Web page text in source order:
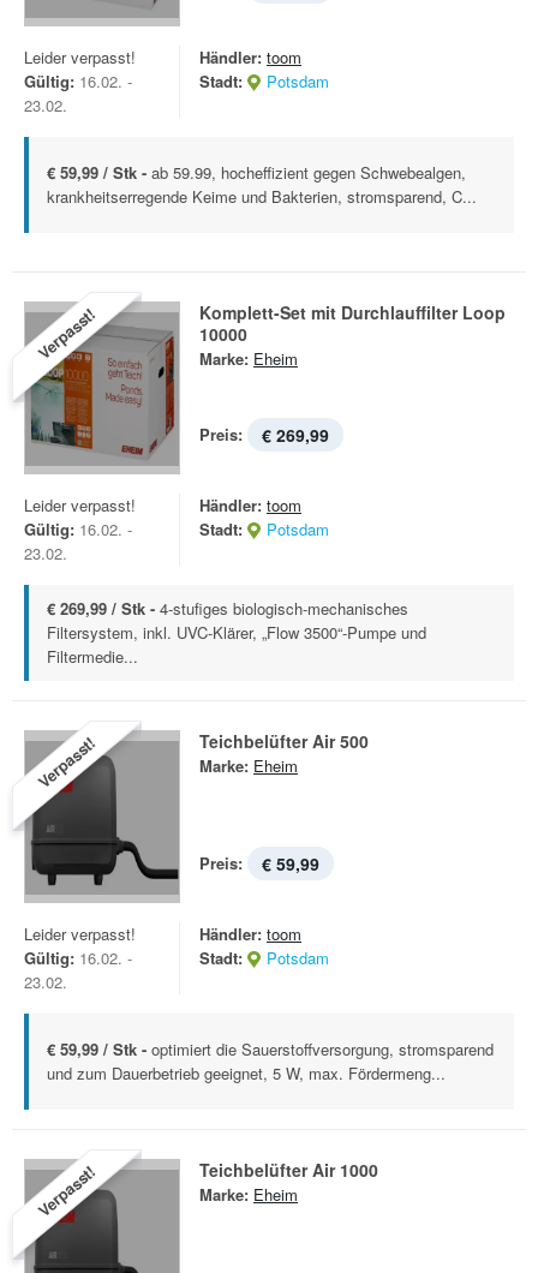
Leider verpasst!
Gültig: 16.02. -
23.02.
Händler: toom
Stadt:
Potsdam
€ 59,99 / Stk - ab 59.99, hocheffizient gegen Schwebealgen,
krankheitserregende Keime und Bakterien, stromsparend, C...
Verpasst!
Komplett-Set mit Durchlauffilter Loop
10000
Marke: Eheim
Preis: € 269,99
Leider verpasst!
Gültig: 16.02. -
23.02.
Händler: toom
Stadt:
Potsdam
€ 269,99 / Stk - 4-stufiges biologisch-mechanisches
Filtersystem, inkl. UVC-Klärer, „Flow 3500“-Pumpe und
Filtermedie...
Verpasst! Teichbelüfter Air 500
Marke: Eheim
Preis: € 59,99
Leider verpasst!
Gültig: 16.02. -
23.02.
Händler: toom
Stadt:
Potsdam
€ 59,99 / Stk - optimiert die Sauerstoffversorgung, stromsparend
und zum Dauerbetrieb geeignet, 5 W, max. Fördermeng...
Verpasst! Teichbelüfter Air 1000
Marke: Eheim